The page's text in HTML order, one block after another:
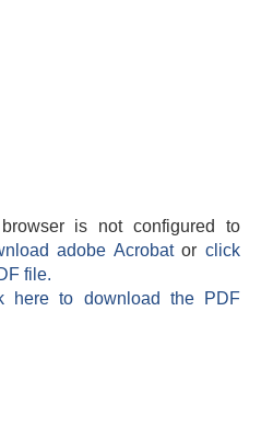
is not configured to
adobe Acrobatorclick
file.
here to download the PDF